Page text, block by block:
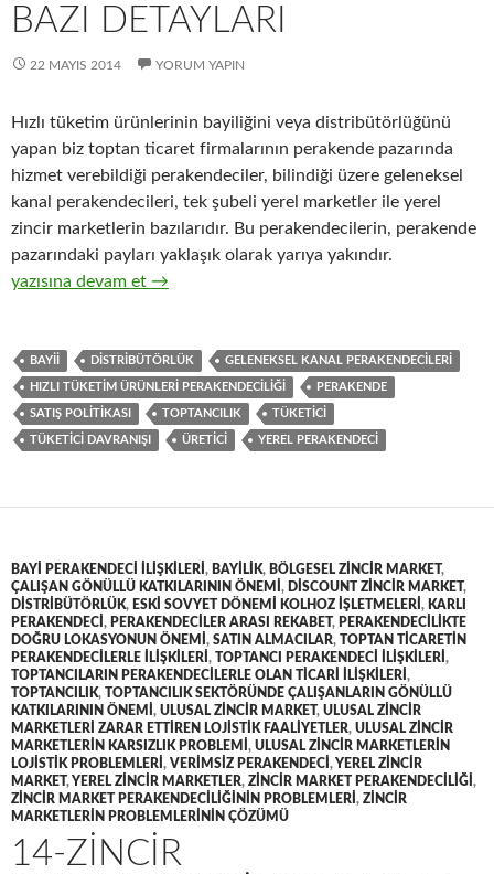
BAZI DETAYLARI
22 MAYIS 2014 YORUM YAPIN
Hızlı tüketim ürünlerinin bayiliğini veya distribütörlüğünü
yapan biz toptan ticaret firmalarının perakende pazarında
hizmet verebildiği perakendeciler, bilindiği üzere geleneksel
kanal perakendecileri, tek şubeli yerel marketler ile yerel
zincir marketlerin bazılarıdır. Bu perakendecilerin, perakende
pazarındaki payları yaklaşık olarak yarıya yakındır.
15-Üreticiler ve distribütörleri ile geleneksel kanal
yazısına devam et →
BAYII DISTRIBÜTÖRLÜK GELENEKSEL KANAL PERAKENDECILERI
HIZLI TÜKETIM ÜRÜNLERI PERAKENDECILIĞI PERAKENDE
SATIŞ POLITIKASI TOPTANCILIK TÜKETICI
TÜKETICI DAVRANIŞI ÜRETICI YEREL PERAKENDECI
BAYI PERAKENDECI ILIŞKILERI , BAYILIK, BÖLGESEL ZINCIR MARKET,
ÇALIŞAN GÖNÜLLÜ KATKILARININ ÖNEMI , DISCOUNT ZINCIR MARKET,
DISTRIBÜTÖRLÜK, ESKI SOVYET DÖNEMI KOLHOZ IŞLETMELERI , KARLI
PERAKENDECI , PERAKENDECILER ARASI REKABET, PERAKENDECILIKTE
DOĞRU LOKASYONUN ÖNEMI , SATIN ALMACILAR, TOPTAN TICARETIN
PERAKENDECILERLE ILIŞKILERI , TOPTANCI PERAKENDECI ILIŞKILERI ,
TOPTANCILARIN PERAKENDECILERLE OLAN TICARI ILIŞKILERI ,
TOPTANCILIK, TOPTANCILIK SEKTÖRÜNDE ÇALIŞANLARIN GÖNÜLLÜ
KATKILARININ ÖNEMI , ULUSAL ZINCIR MARKET, ULUSAL ZINCIR
MARKETLERI ZARAR ETTIREN LOJISTIK FAALIYETLER, ULUSAL ZINCIR
MARKETLERIN KARSIZLIK PROBLEMI , ULUSAL ZINCIR MARKETLERIN
LOJISTIK PROBLEMLERI , VERIMSIZ PERAKENDECI ,YEREL ZINCIR
MARKET,YEREL ZINCIR MARKETLER, ZINCIR MARKET PERAKENDECILIĞI ,
ZINCIR MARKET PERAKENDECILIĞININ PROBLEMLERI , ZINCIR
MARKETLERIN PROBLEMLERININ ÇÖZÜMÜ
14-ZINCIR